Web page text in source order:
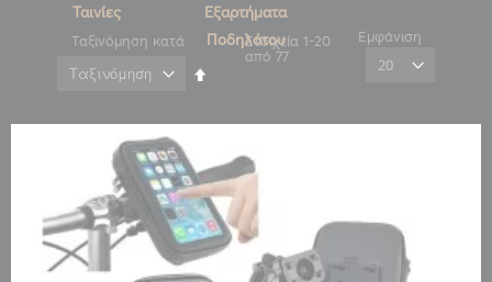
Ταινίες
Εξαρτήματα
Ποδηλάτου
Ταξινόμηση κατά
Στοιχεία 1-20
από 77
Εμφάνιση